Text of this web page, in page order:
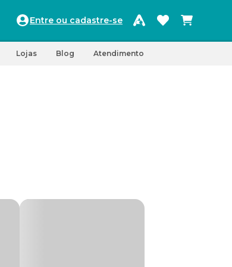
Entre ou cadastre-se
Lojas Blog Atendimento